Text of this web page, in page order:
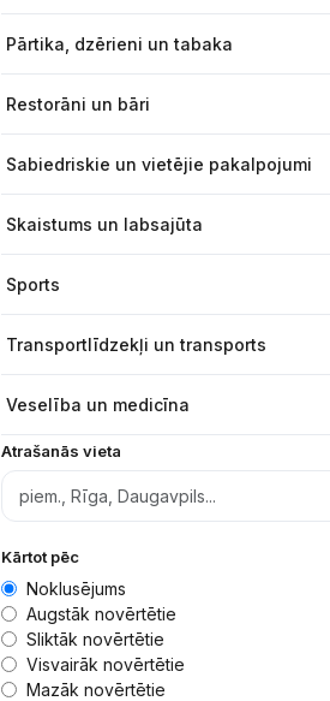
Pārtika, dzērieni un tabaka
Restorāni un bāri
Sabiedriskie un vietējie pakalpojumi
Skaistums un labsajūta
Sports
Transportlīdzekļi un transports
Veselība un medicīna
Atrašanās vieta
Kārtot pēc
Noklusējums
Augstāk novērtētie
Sliktāk novērtētie
Visvairāk novērtētie
Mazāk novērtētie